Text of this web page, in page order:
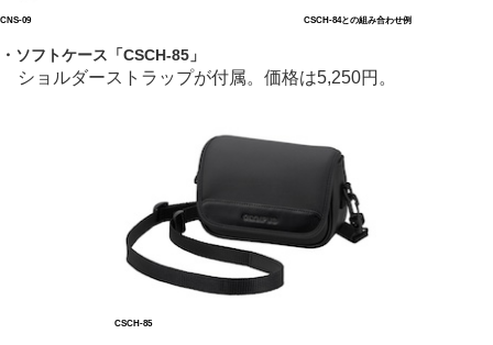
CNS-09 CSCH-84との組み合わせ例
・ソフトケース「CSCH-85」
ショルダーストラップが付属。価格は5,250円。
CSCH-85